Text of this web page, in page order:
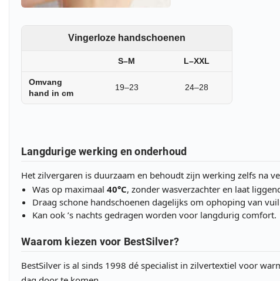
Vingerloze handschoenen
S–M L–XXL
Omvang
hand in cm
19–23 24–28
Langdurige werking en onderhoud
Het zilvergaren is duurzaam en behoudt zijn werking zelfs na
Was op maximaal 40°C, zonder wasverzachter en laat
Draag schone handschoenen dagelijks om ophoping van
Kan ook ’s nachts gedragen worden voor langdurig comfort.
Waarom kiezen voor BestSilver?
BestSilver is al sinds 1998 dé specialist in zilvertextiel voor